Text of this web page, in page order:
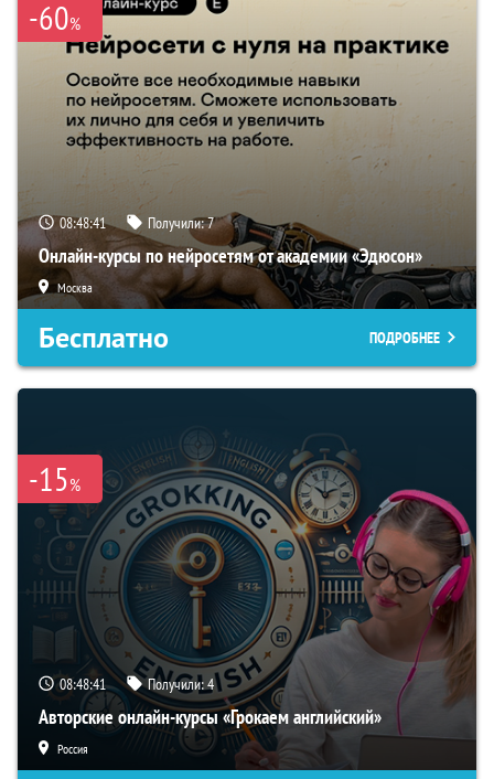
-60%
08:48:40 Получили:7
Онлайн-курсы по нейросетям от академии «Эдюсон»
Москва
Бесплатно ПОДРОБНЕЕ
-15%
08:48:40 Получили:4
Авторские онлайн-курсы «Грокаем английский»
Россия